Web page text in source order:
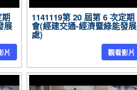
期
展
片
1141119第 20 屆第 6 次定期
會(經建交通-經濟暨綠能發展
處)
觀看影片